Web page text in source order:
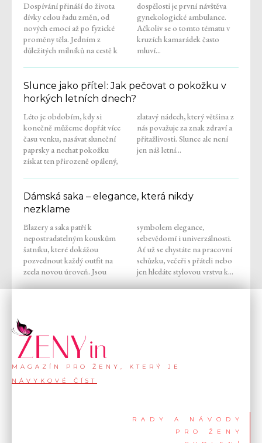
Dospívání přináší do života
dívky celou řadu změn, od
nových emocí až po fyzické
proměny těla. Jedním z
důležitých milníků na cestě k
dospělosti je první návštěva
gynekologické ambulance.
Ačkoliv se o tomto tématu v
kruzích kamarádek často
mluví...
Slunce jako přítel: Jak pečovat o pokožku v
horkých letních dnech?
Léto je obdobím, kdy si
konečně můžeme dopřát více
času venku, nasávat sluneční
paprsky a nechat pokožku
získat ten přirozeně opálený,
zlatavý nádech, který většina z
nás považuje za znak zdraví a
přitažlivosti. Slunce ale není
jen náš letní...
Dámská saka – elegance, která nikdy
nezklame
Blazery a saka patří k
nepostradatelným kouskům
šatníku, které dokážou
pozvednout každý outfit na
zcela novou úroveň. Jsou
symbolem elegance,
sebevědomí i univerzálnosti.
Ať už se chystáte na pracovní
schůzku, večeři s přáteli nebo
jen hledáte stylovou vrstvu k...
MAGAZÍN PRO ŽENY, KTERÝ JE
NÁVYKOVÉ ČÍST
RADY A NÁVODY
PRO ŽENY